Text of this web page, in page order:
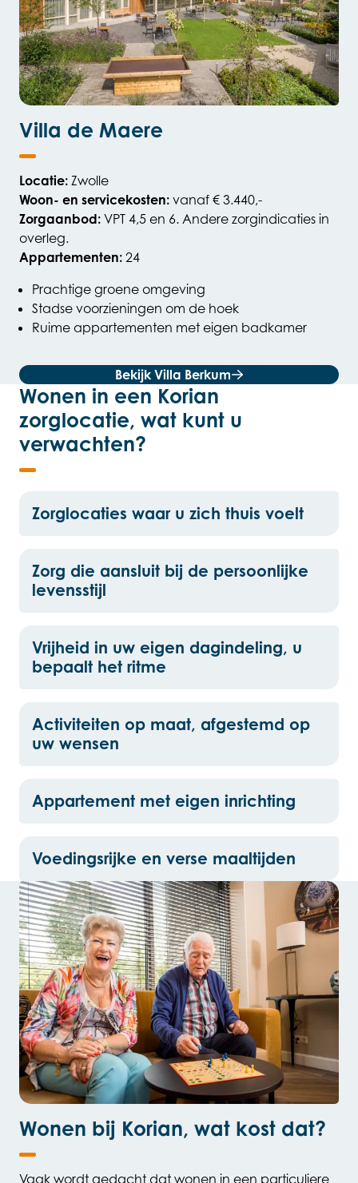
Villa de Maere
Locatie: Zwolle
Woon- en servicekosten: vanaf € 3.440,-
Zorgaanbod: VPT 4,5 en 6. Andere zorgindicaties in
overleg.
Appartementen: 24
Prachtige groene omgeving
Stadse voorzieningen om de hoek
Ruime appartementen met eigen badkamer
Bekijk Villa Berkum
Wonen in een Korian
zorglocatie, wat kunt u
verwachten?
Zorglocaties waar u zich thuis voelt
Zorg die aansluit bij de persoonlijke
levensstijl
Vrijheid in uw eigen dagindeling, u
bepaalt het ritme
Activiteiten op maat, afgestemd op
uw wensen
Appartement met eigen inrichting
Voedingsrijke en verse maaltijden
Wonen bij Korian, wat kost dat?
Vaak wordt gedacht dat wonen in een particuliere